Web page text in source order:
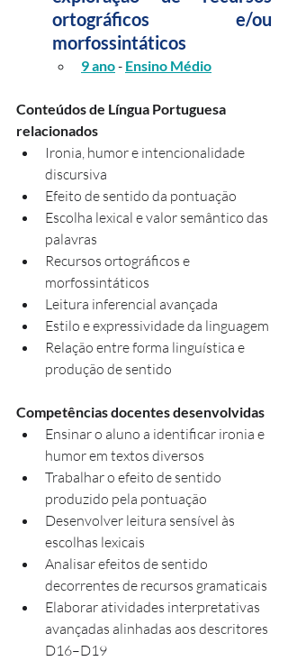
ortográficos e/ou
morfossintáticos
9 ano - Ensino Médio
Conteúdos de Língua Portuguesa
relacionados
Ironia, humor e intencionalidade
discursiva
Efeito de sentido da pontuação
Escolha lexical e valor semântico das
palavras
Recursos ortográficos e
morfossintáticos
Leitura inferencial avançada
Estilo e expressividade da linguagem
Relação entre forma linguística e
produção de sentido
Competências docentes desenvolvidas
Ensinar o aluno a identificar ironia e
humor em textos diversos
Trabalhar o efeito de sentido
produzido pela pontuação
Desenvolver leitura sensível às
escolhas lexicais
Analisar efeitos de sentido
decorrentes de recursos gramaticais
Elaborar atividades interpretativas
avançadas alinhadas aos descritores
D16–D19